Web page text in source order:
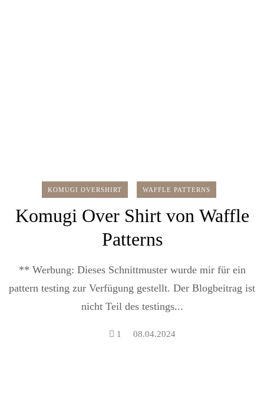
KOMUGI OVERSHIRT WAFFLE PATTERNS
Komugi Over Shirt von Waffle
Patterns
** Werbung: Dieses Schnittmuster wurde mir für ein
pattern testing zur Verfügung gestellt. Der Blogbeitrag ist
nicht Teil des testings...
1 08.04.2024